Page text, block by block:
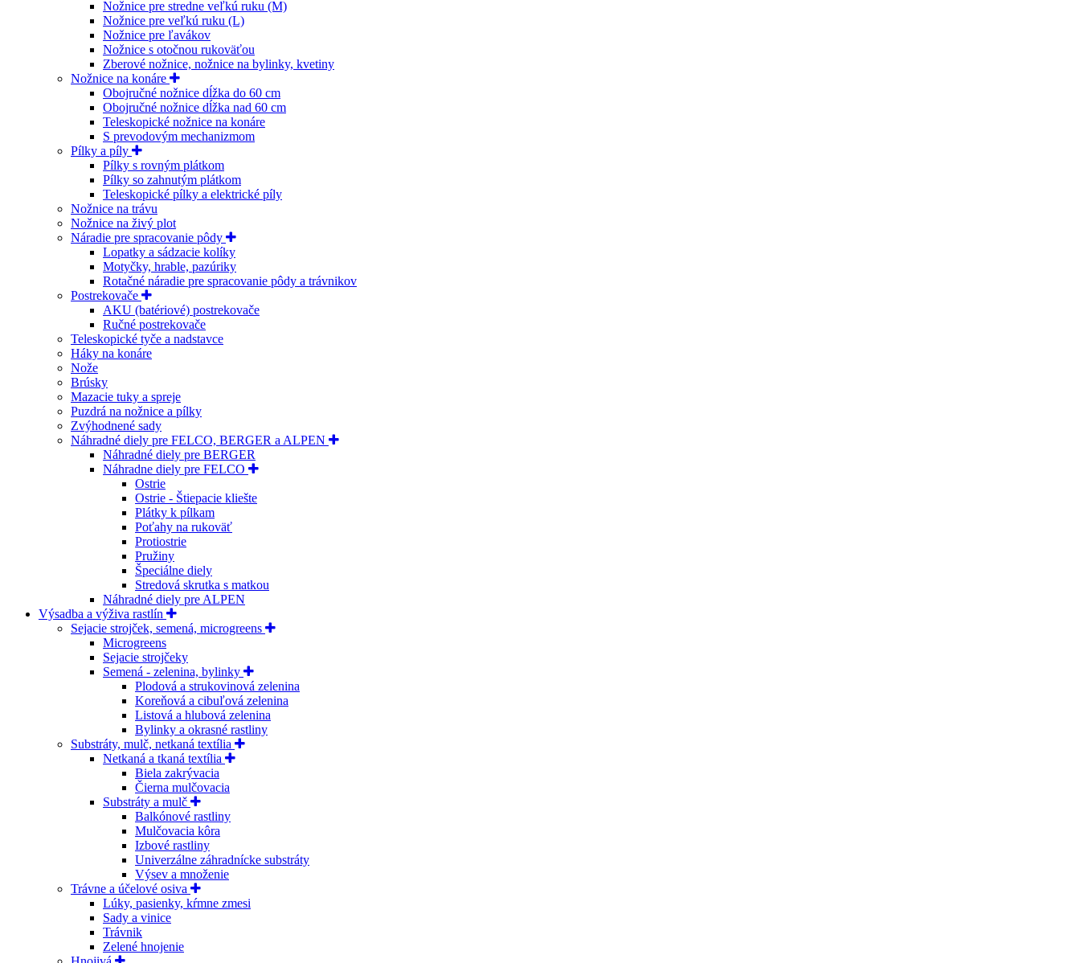
Nožnice pre stredne veľkú ruku (M)
Nožnice pre veľkú ruku (L)
Nožnice pre ľavákov
Nožnice s otočnou rukoväťou
Zberové nožnice, nožnice na bylinky, kvetiny
Nožnice na konáre
Obojručné nožnice dĺžka do 60 cm
Obojručné nožnice dĺžka nad 60 cm
Teleskopické nožnice na konáre
S prevodovým mechanizmom
Pílky a píly
Pílky s rovným plátkom
Pílky so zahnutým plátkom
Teleskopické pílky a elektrické píly
Nožnice na trávu
Nožnice na živý plot
Náradie pre spracovanie pôdy
Lopatky a sádzacie kolíky
Motyčky, hrable, pazúriky
Rotačné náradie pre spracovanie pôdy a trávnikov
Postrekovače
AKU (batériové) postrekovače
Ručné postrekovače
Teleskopické tyče a nadstavce
Háky na konáre
Nože
Brúsky
Mazacie tuky a spreje
Puzdrá na nožnice a pílky
Zvýhodnené sady
Náhradné diely pre FELCO, BERGER a ALPEN
Náhradné diely pre BERGER
Náhradne diely pre FELCO
Ostrie
Ostrie - Štiepacie kliešte
Plátky k pílkam
Poťahy na rukoväť
Protiostrie
Pružiny
Špeciálne diely
Stredová skrutka s matkou
Náhradné diely pre ALPEN
Výsadba a výživa rastlín
Sejacie strojček, semená, microgreens
Microgreens
Sejacie strojčeky
Semená - zelenina, bylinky
Plodová a strukovinová zelenina
Koreňová a cibuľová zelenina
Listová a hlubová zelenina
Bylinky a okrasné rastliny
Substráty, mulč, netkaná textília
Netkaná a tkaná textília
Biela zakrývacia
Čierna mulčovacia
Substráty a mulč
Balkónové rastliny
Mulčovacia kôra
Izbové rastliny
Univerzálne záhradnícke substráty
Výsev a množenie
Trávne a účelové osiva
Lúky, pasienky, kŕmne zmesi
Sady a vinice
Trávnik
Zelené hnojenie